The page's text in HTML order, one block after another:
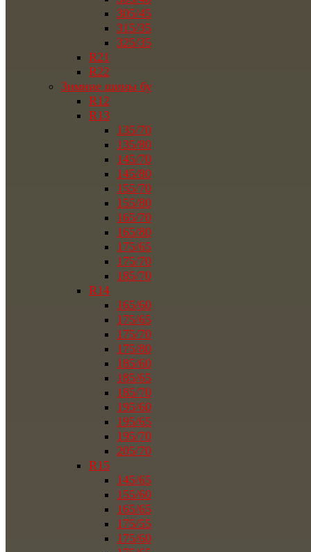
305/45
315/35
325/35
R21
R22
Зимние шины бу
R12
R13
135/70
135/80
145/70
145/80
155/70
155/80
165/70
165/80
175/65
175/70
185/70
R14
165/60
175/65
175/70
175/80
185/60
185/65
185/70
195/60
195/65
195/70
205/70
R15
145/65
155/60
165/65
175/55
175/60